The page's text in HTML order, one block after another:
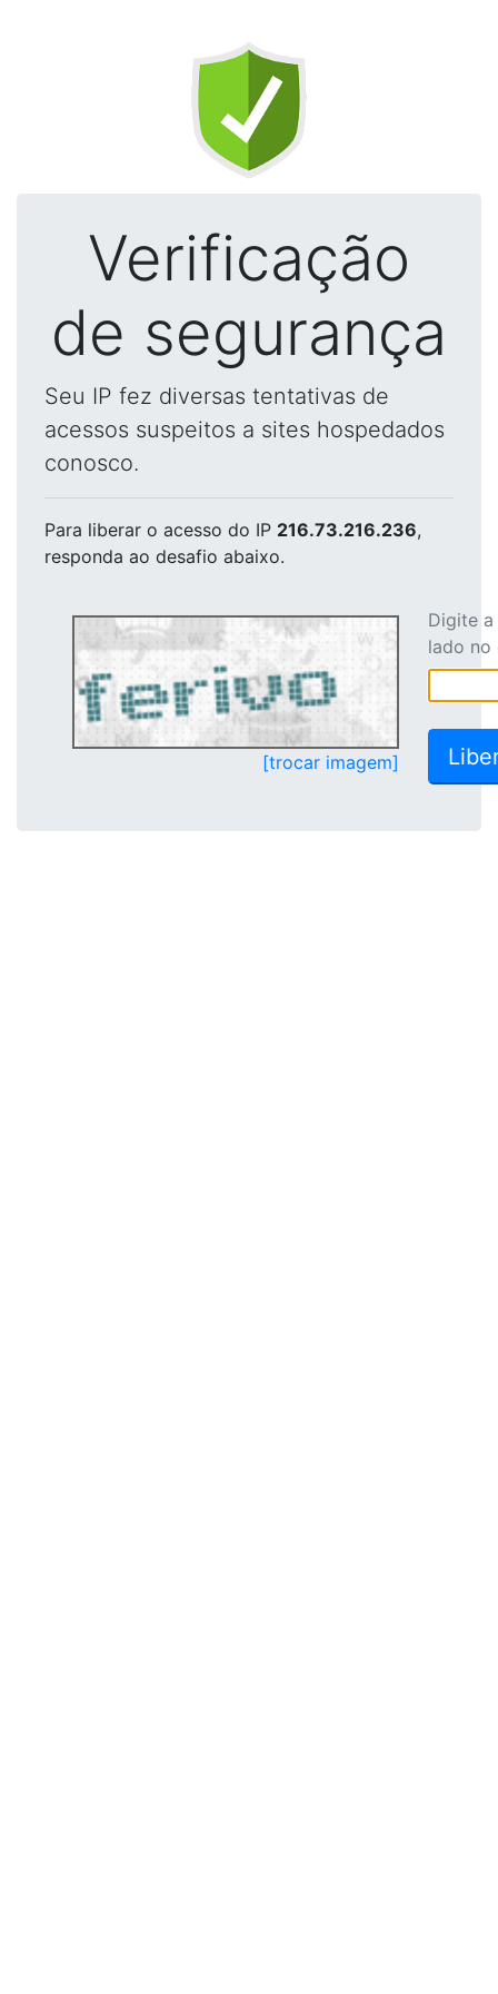
Verificação
de segurança
Seu IP fez diversas tentativas de
acessos suspeitos a sites hospedados
conosco.
Para liberar o acesso do IP 216.73.216.236,
responda ao desafio abaixo.
[trocar imagem]
Digite
lado no